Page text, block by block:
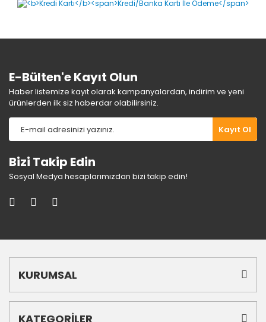
Ürün bilgilerinde hatalar bulunuyor.
E-Bülten'e Kayıt Olun
Haber listemize kayıt olarak kampanyalardan, indirim ve yeni
ürünlerden ilk siz haberdar olabilirsiniz.
Kayıt Ol
Bizi Takip Edin
Sosyal Medya hesaplarımızdan bizi takip edin!
KURUMSAL
KATEGORİLER